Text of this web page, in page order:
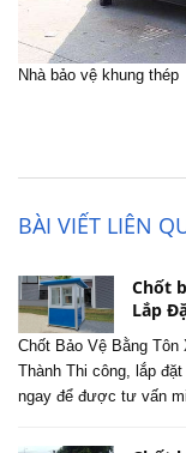
Nhà bảo vệ khung thép
BÀI VIẾT LIÊN
Chốt
Lắp
Chốt Bảo Vệ Bằng
Thành Thi công, lắp
ngay để được tư vấn